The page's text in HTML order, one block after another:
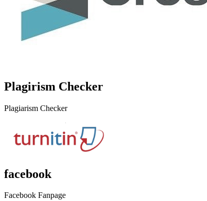
Plagirism Checker
Plagiarism Checker
facebook
Facebook Fanpage